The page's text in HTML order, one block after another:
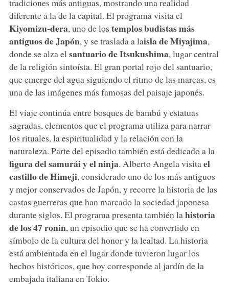
tradiciones más antiguas, mostrando una realidad
diferente a la de la capital. El programa visita el
Kiyomizu-dera, uno de los templos budistas más
antiguos de Japón, y se traslada a laisla de Miyajima,
donde se alza elsantuario de Itsukushima, lugar central
de la religión sintoísta. El gran portal rojo del santuario,
que emerge del agua siguiendo el ritmo de las mareas, es
una de las imágenes más famosas del paisaje japonés.
El viaje continúa entre bosques de bambú y estatuas
sagradas, elementos que el programa utiliza para narrar
los rituales, la espiritualidad y la relación con la
naturaleza. Parte del episodio también está dedicado a la
figura del samurái y el ninja. Alberto Angela visitael
castillo de Himeji, considerado uno de los más antiguos
y mejor conservados de Japón, y recorre la historia de las
castas guerreras que han marcado la sociedad japonesa
durante siglos. El programa presenta también lahistoria
de los 47 ronin, un episodio que se ha convertido en
símbolo de la cultura del honor y la lealtad. La historia
está ambientada en el lugar donde tuvieron lugar los
hechos históricos, que hoy corresponde al jardín de la
embajada italiana en Tokio.